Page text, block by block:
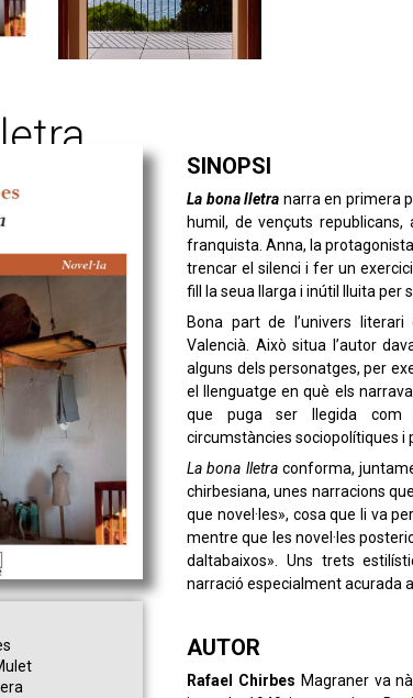
SINOPSI
La bona lletra narra en primera
humil, de vençuts
franquista. Anna, la
trencar el silenci i fer un
fill la seua llarga i inútil lluita per
Bona part de l’univers
Valencià. Això situa l’autor
alguns dels personatges, per
el llenguatge en què els
que puga ser llegida com
circumstàncies sociopolítiques i
La bona lletraconforma,
chirbesiana, unes narracions
que novel·les», cosa que li va
mentre que les novel·les
daltabaixos». Uns trets
narració especialment acurada
AUTOR
Rafael Chirbes Magraner va